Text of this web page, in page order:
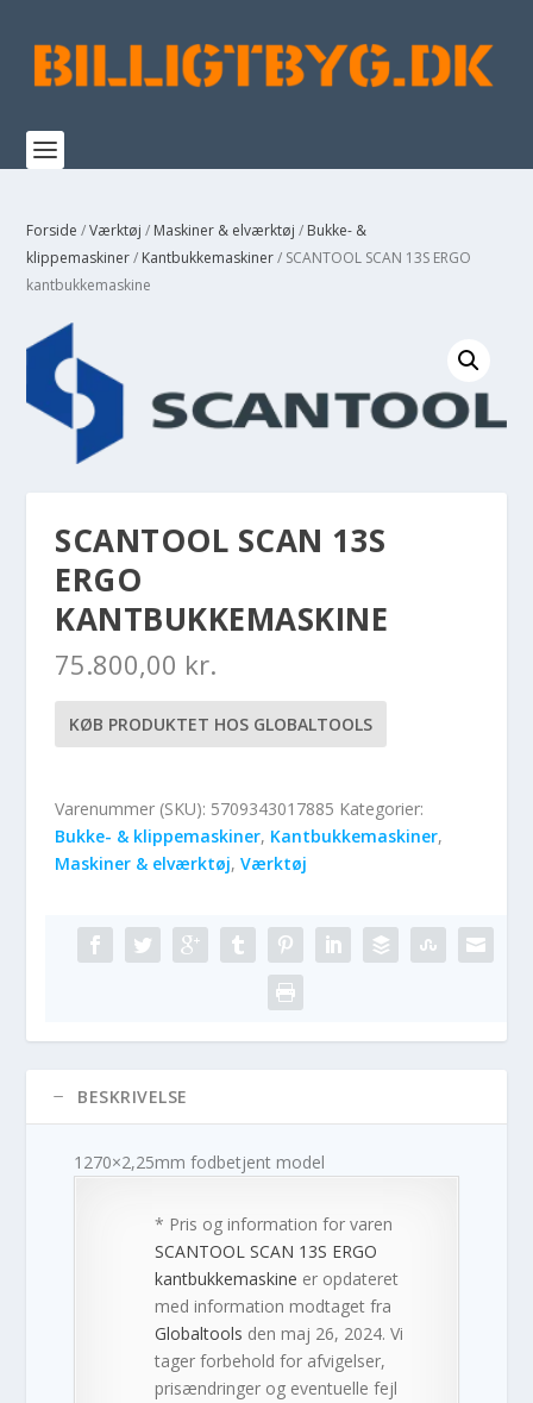
Forside /Værktøj / Maskiner & elværktøj / Bukke- &
klippemaskiner/ Kantbukkemaskiner/ SCANTOOL SCAN 13S ERGO
kantbukkemaskine
SCANTOOL SCAN 13S
ERGO
KANTBUKKEMASKINE
75.800,00 kr.
KØB PRODUKTET HOS GLOBALTOOLS
Varenummer (SKU): 5709343017885 Kategorier:
Bukke- & klippemaskiner, Kantbukkemaskiner,
Maskiner & elværktøj,Værktøj
BESKRIVELSE
1270×2,25mm fodbetjent model
* Pris og information for varen
SCANTOOL SCAN 13S ERGO
kantbukkemaskine er opdateret
med information modtaget fra
Globaltools den maj 26, 2024. Vi
tager forbehold for afvigelser,
prisændringer og eventuelle fejl